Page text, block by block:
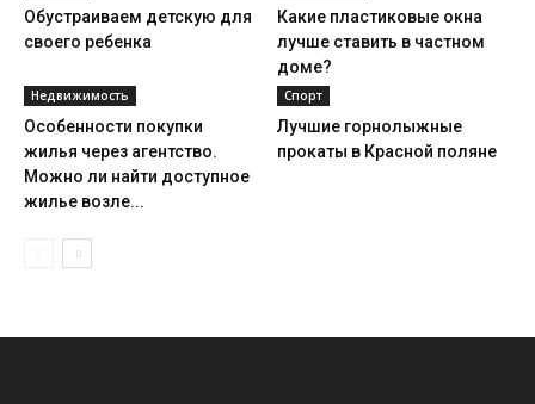
Обустраиваем детскую для
своего ребенка
Какие пластиковые окна
лучше ставить в частном
доме?
Недвижимость
Особенности покупки
жилья через агентство.
Можно ли найти доступное
жилье возле...
Спорт
Лучшие горнолыжные
прокаты в Красной поляне